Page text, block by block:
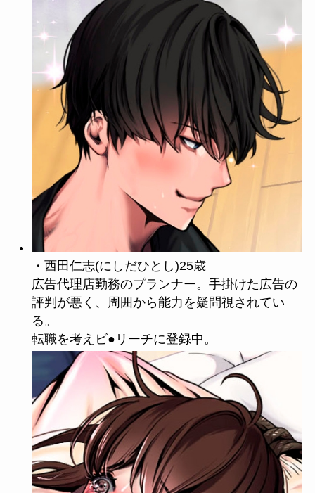
・西田仁志(にしだひとし)25歳
広告代理店勤務のプランナー。手掛けた広告の
評判が悪く、周囲から能力を疑問視されてい
る。
転職を考えビ●リーチに登録中。